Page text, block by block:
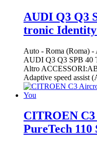
AUDI Q3 Q3
tronic
Auto - Roma (Roma) -
AUDI Q3 Q3 SPB 40
Altro
Adaptive speed assist
CITROEN
PureTech 110